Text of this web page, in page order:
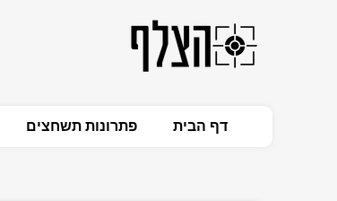
דף הבית פתרונות תשחצים